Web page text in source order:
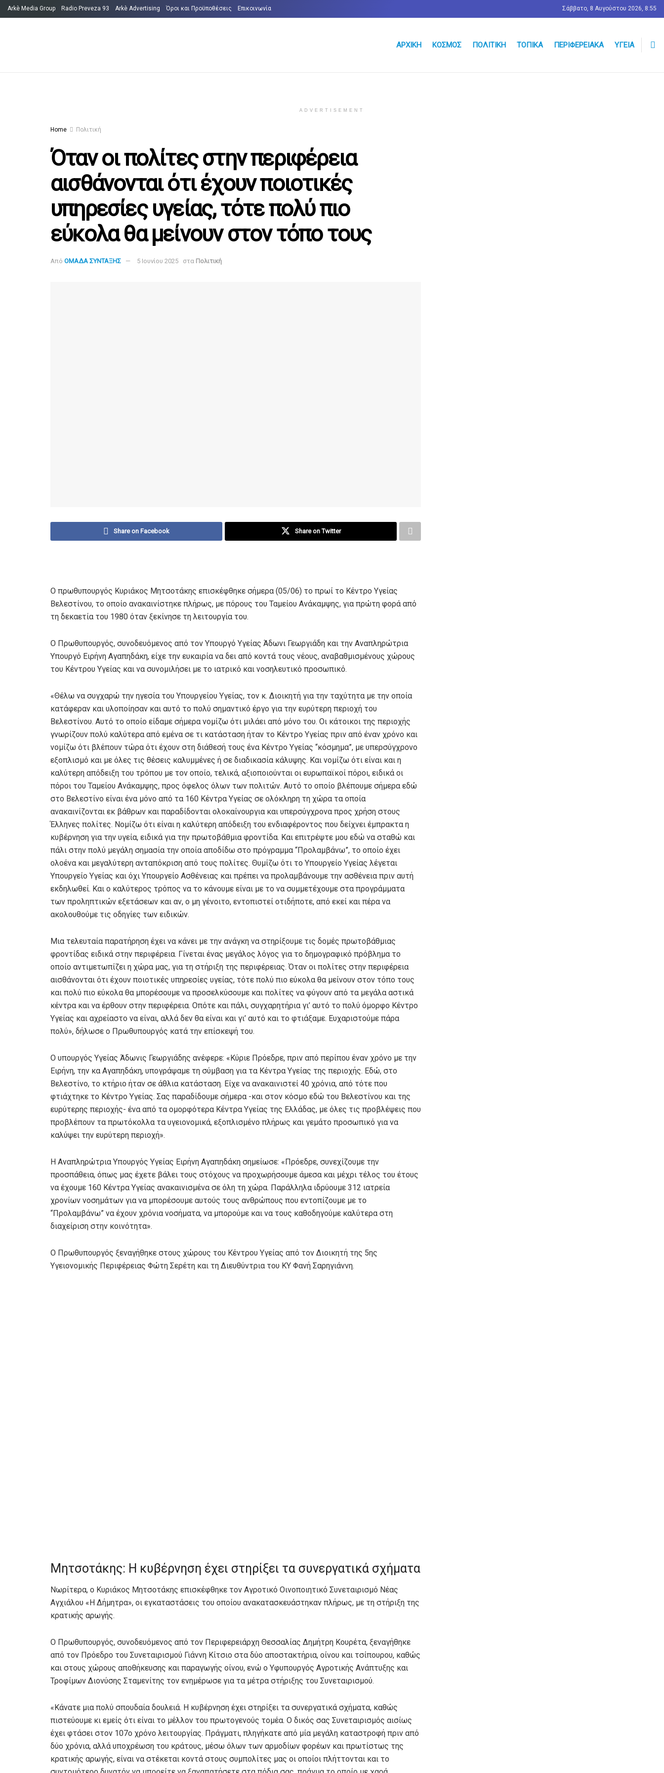
Arkè Media Group Radio Preveza 93 Arkè Advertising Όροι και Προϋποθέσεις Επικοινωνία Σάββατο, 8 Αυγούστου 2026, 8:55
ΑΡΧΙΚΉ ΚΌΣΜΟΣ ΠΟΛΙΤΙΚΉ ΤΟΠΙΚΆ ΠΕΡΙΦΕΡΕΙΑΚΆ ΥΓΕΊΑ
ADVERTISEMENT
Home Πολιτική
Όταν οι πολίτες στην περιφέρεια
αισθάνονται ότι έχουν ποιοτικές
υπηρεσίες υγείας, τότε πολύ πιο
εύκολα θα μείνουν στον τόπο τους
Από ΟΜΑΔΑ ΣΥΝΤΑΞΗΣ 5 Ιουνίου 2025 στα Πολιτική
Share on Facebook Share on Twitter
Ο πρωθυπουργός Κυριάκος Μητσοτάκης επισκέφθηκε σήμερα (05/06) το πρωί το Κέντρο Υγείας
Βελεστίνου, το οποίο ανακαινίστηκε πλήρως, με πόρους του Ταμείου Ανάκαμψης, για πρώτη φορά από
τη δεκαετία του 1980 όταν ξεκίνησε τη λειτουργία του.
Ο Πρωθυπουργός, συνοδευόμενος από τον Υπουργό Υγείας Άδωνι Γεωργιάδη και την Αναπληρώτρια
Υπουργό Ειρήνη Αγαπηδάκη, είχε την ευκαιρία να δει από κοντά τους νέους, αναβαθμισμένους χώρους
του Κέντρου Υγείας και να συνομιλήσει με το ιατρικό και νοσηλευτικό προσωπικό.
«Θέλω να συγχαρώ την ηγεσία του Υπουργείου Υγείας, τον κ. Διοικητή για την ταχύτητα με την οποία
κατάφεραν και υλοποίησαν και αυτό το πολύ σημαντικό έργο για την ευρύτερη περιοχή του
Βελεστίνου. Αυτό το οποίο είδαμε σήμερα νομίζω ότι μιλάει από μόνο του. Οι κάτοικοι της περιοχής
γνωρίζουν πολύ καλύτερα από εμένα σε τι κατάσταση ήταν το Κέντρο Υγείας πριν από έναν χρόνο και
νομίζω ότι βλέπουν τώρα ότι έχουν στη διάθεσή τους ένα Κέντρο Υγείας “κόσμημα”, με υπερσύγχρονο
εξοπλισμό και με όλες τις θέσεις καλυμμένες ή σε διαδικασία κάλυψης. Και νομίζω ότι είναι και η
καλύτερη απόδειξη του τρόπου με τον οποίο, τελικά, αξιοποιούνται οι ευρωπαϊκοί πόροι, ειδικά οι
πόροι του Ταμείου Ανάκαμψης, προς όφελος όλων των πολιτών. Αυτό το οποίο βλέπουμε σήμερα εδώ
στο Βελεστίνο είναι ένα μόνο από τα 160 Κέντρα Υγείας σε ολόκληρη τη χώρα τα οποία
ανακαινίζονται εκ βάθρων και παραδίδονται ολοκαίνουργια και υπερσύγχρονα προς χρήση στους
Έλληνες πολίτες. Νομίζω ότι είναι η καλύτερη απόδειξη του ενδιαφέροντος που δείχνει έμπρακτα η
κυβέρνηση για την υγεία, ειδικά για την πρωτοβάθμια φροντίδα. Και επιτρέψτε μου εδώ να σταθώ και
πάλι στην πολύ μεγάλη σημασία την οποία αποδίδω στο πρόγραμμα “Προλαμβάνω”, το οποίο έχει
ολοένα και μεγαλύτερη ανταπόκριση από τους πολίτες. Θυμίζω ότι το Υπουργείο Υγείας λέγεται
Υπουργείο Υγείας και όχι Υπουργείο Ασθένειας και πρέπει να προλαμβάνουμε την ασθένεια πριν αυτή
εκδηλωθεί. Και ο καλύτερος τρόπος να το κάνουμε είναι με το να συμμετέχουμε στα προγράμματα
των προληπτικών εξετάσεων και αν, ο μη γένοιτο, εντοπιστεί οτιδήποτε, από εκεί και πέρα να
ακολουθούμε τις οδηγίες των ειδικών.
Μια τελευταία παρατήρηση έχει να κάνει με την ανάγκη να στηρίξουμε τις δομές πρωτοβάθμιας
φροντίδας ειδικά στην περιφέρεια. Γίνεται ένας μεγάλος λόγος για το δημογραφικό πρόβλημα το
οποίο αντιμετωπίζει η χώρα μας, για τη στήριξη της περιφέρειας. Όταν οι πολίτες στην περιφέρεια
αισθάνονται ότι έχουν ποιοτικές υπηρεσίες υγείας, τότε πολύ πιο εύκολα θα μείνουν στον τόπο τους
και πολύ πιο εύκολα θα μπορέσουμε να προσελκύσουμε και πολίτες να φύγουν από τα μεγάλα αστικά
κέντρα και να έρθουν στην περιφέρεια. Οπότε και πάλι, συγχαρητήρια γι’ αυτό το πολύ όμορφο Κέντρο
Υγείας και αχρείαστο να είναι, αλλά δεν θα είναι και γι’ αυτό και το φτιάξαμε. Ευχαριστούμε πάρα
πολύ», δήλωσε ο Πρωθυπουργός κατά την επίσκεψή του.
Ο υπουργός Υγείας Άδωνις Γεωργιάδης ανέφερε: «Κύριε Πρόεδρε, πριν από περίπου έναν χρόνο με την
Ειρήνη, την κα Αγαπηδάκη, υπογράψαμε τη σύμβαση για τα Κέντρα Υγείας της περιοχής. Εδώ, στο
Βελεστίνο, το κτήριο ήταν σε άθλια κατάσταση. Είχε να ανακαινιστεί 40 χρόνια, από τότε που
φτιάχτηκε το Κέντρο Υγείας. Σας παραδίδουμε σήμερα -και στον κόσμο εδώ του Βελεστίνου και της
ευρύτερης περιοχής- ένα από τα ομορφότερα Κέντρα Υγείας της Ελλάδας, με όλες τις προβλέψεις που
προβλέπουν τα πρωτόκολλα τα υγειονομικά, εξοπλισμένο πλήρως και γεμάτο προσωπικό για να
καλύψει την ευρύτερη περιοχή».
Η Αναπληρώτρια Υπουργός Υγείας Ειρήνη Αγαπηδάκη σημείωσε: «Πρόεδρε, συνεχίζουμε την
προσπάθεια, όπως μας έχετε βάλει τους στόχους να προχωρήσουμε άμεσα και μέχρι τέλος του έτους
να έχουμε 160 Κέντρα Υγείας ανακαινισμένα σε όλη τη χώρα. Παράλληλα ιδρύουμε 312 ιατρεία
χρονίων νοσημάτων για να μπορέσουμε αυτούς τους ανθρώπους που εντοπίζουμε με το
“Προλαμβάνω” να έχουν χρόνια νοσήματα, να μπορούμε και να τους καθοδηγούμε καλύτερα στη
διαχείριση στην κοινότητα».
Ο Πρωθυπουργός ξεναγήθηκε στους χώρους του Κέντρου Υγείας από τον Διοικητή της 5ης
Υγειονομικής Περιφέρειας Φώτη Σερέτη και τη Διευθύντρια του ΚΥ Φανή Σαρηγιάννη.
Μητσοτάκης: Η κυβέρνηση έχει στηρίξει τα συνεργατικά σχήματα
Νωρίτερα, ο Κυριάκος Μητσοτάκης επισκέφθηκε τον Αγροτικό Οινοποιητικό Συνεταιρισμό Νέας
Αγχιάλου «Η Δήμητρα», οι εγκαταστάσεις του οποίου ανακατασκευάστηκαν πλήρως, με τη στήριξη της
κρατικής αρωγής.
Ο Πρωθυπουργός, συνοδευόμενος από τον Περιφερειάρχη Θεσσαλίας Δημήτρη Κουρέτα, ξεναγήθηκε
από τον Πρόεδρο του Συνεταιρισμού Γιάννη Κίτσιο στα δύο αποστακτήρια, οίνου και τσίπουρου, καθώς
και στους χώρους αποθήκευσης και παραγωγής οίνου, ενώ ο Υφυπουργός Αγροτικής Ανάπτυξης και
Τροφίμων Διονύσης Σταμενίτης τον ενημέρωσε για τα μέτρα στήριξης του Συνεταιρισμού.
«Κάνατε μια πολύ σπουδαία δουλειά. Η κυβέρνηση έχει στηρίξει τα συνεργατικά σχήματα, καθώς
πιστεύουμε κι εμείς ότι είναι το μέλλον του πρωτογενούς τομέα. Ο δικός σας Συνεταιρισμός αισίως
έχει φτάσει στον 107ο χρόνο λειτουργίας. Πράγματι, πληγήκατε από μία μεγάλη καταστροφή πριν από
δύο χρόνια, αλλά υποχρέωση του κράτους, μέσω όλων των αρμοδίων φορέων και πρωτίστως της
κρατικής αρωγής, είναι να στέκεται κοντά στους συμπολίτες μας οι οποίοι πλήττονται και το